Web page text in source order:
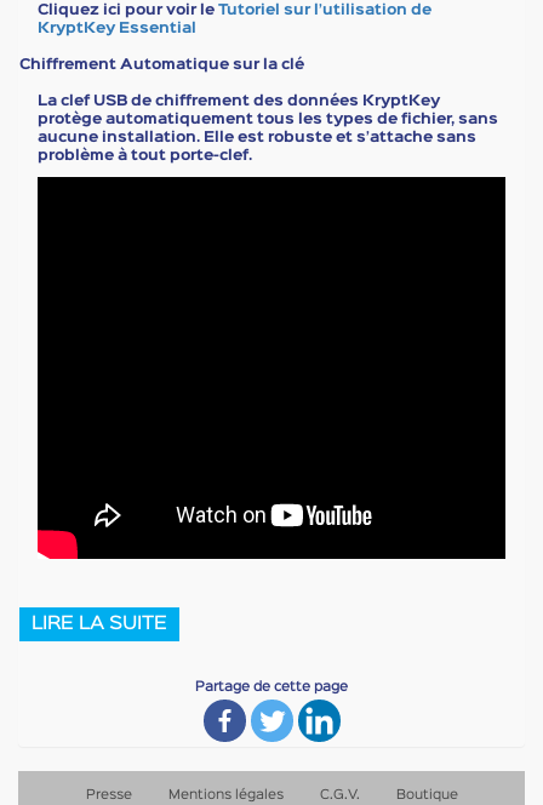
Cliquez ici pour voir le
Tutoriel sur l’utilisation de
KryptKey Essential
Chiffrement Automatique sur la clé
La clef USB de chiffrement des données KryptKey
protège automatiquement tous les types de fichier, sans
aucune installation. Elle est robuste et s’attache sans
problème à tout porte-clef.
LIRE LA SUITE
Partage de cette page
Presse Mentions légales C.G.V. Boutique